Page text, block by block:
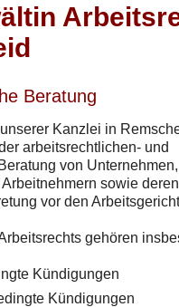
Beratung
Kanzlei in
arbeitsrechtlichen- und
von Unternehmen,
sowie deren
vor den
gehören
Kündigungen
Kündigungen